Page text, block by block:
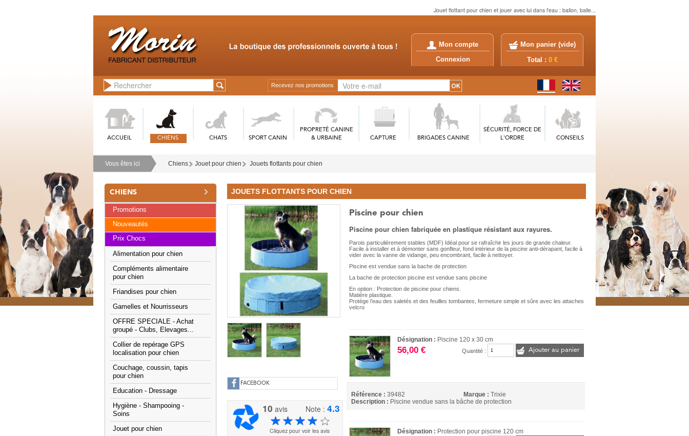
Jouet flottant pour chien et jouer avec lui dans l'eau : ballon, balle...
Mon compte
Connexion
Mon panier (vide)
Total : 0 €
Recevez nos promotions
ACCUEIL CHIENS CHATS SPORT CANIN
PROPRETÉ CANINE
& URBAINE
CAPTURE BRIGADES CANINE
SÉCURITÉ, FORCE DE
L'ORDRE
CONSEILS
Vous êtes ici Chiens Jouet pour chien Jouets flottants pour chien
CHIENS
Promotions
Nouveautés
Prix Chocs
Alimentation pour chien
Compléments alimentaire
pour chien
Friandises pour chien
Gamelles et Nourrisseurs
OFFRE SPECIALE - Achat
groupé - Clubs, Elevages...
Collier de repérage GPS
localisation pour chien
Couchage, coussin, tapis
pour chien
Education - Dressage
Hygiène - Shampooing -
Soins
Jouet pour chien
JOUETS FLOTTANTS POUR CHIEN
FACEBOOK
10 avis Note :4.3
Cliquez pour voir les avis
Piscine pour chien
Piscine pour chien fabriquée en plastique résistant aux rayures.
Parois particulièrement stables (MDF) Idéal pour se rafraîchir les jours de grande chaleur.
Facile à installer et à démonter sans gonfleur, fond intérieur de la piscine anti-dérapant, facile à
vider avec la vanne de vidange, peu encombrant, facile à nettoyer.
Piscine est vendue sans la bache de protection
La bache de protection piscine est vendue sans piscine
En option : Protection de piscine pour chiens.
Matière plastique.
Protège l’eau des saletés et des feuilles tombantes, fermeture simple et sûre avec les attaches
velcro
Désignation : Piscine 120 x 30 cm
56,00 € Quantité : Ajouter au panier
Référence : 39482 Marque : Trixie
Description : Piscine vendue sans la bâche de protection
Désignation : Protection pour piscine 120 cm